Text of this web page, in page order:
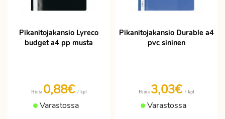
Pikanitojakansio Lyreco
budget a4 pp musta
Hinta 0,88€ / kpl
Varastossa
Pikanitojakansio Durable a4
pvc sininen
Hinta 3,03€ / kpl
Varastossa